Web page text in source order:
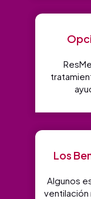
Los
Algunos
ventilación